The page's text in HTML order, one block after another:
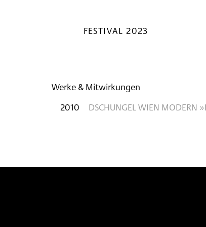
FESTIVAL 2023
Werke & Mitwirkungen
2010
DSCHUNGEL WIEN MODERN